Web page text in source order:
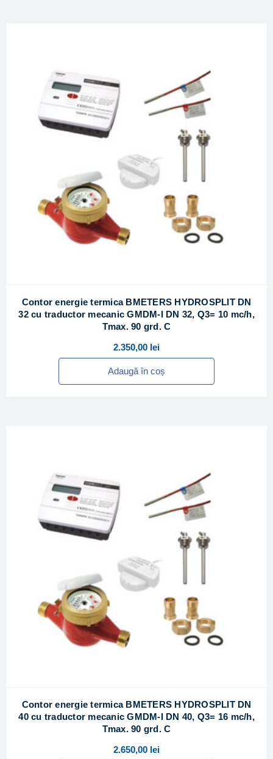
Contor energie termica BMETERS HYDROSPLIT DN
32 cu traductor mecanic GMDM-I DN 32, Q3= 10 mc/h,
Tmax. 90 grd. C
2.350,00 lei
Adaugă în coș
Contor energie termica BMETERS HYDROSPLIT DN
40 cu traductor mecanic GMDM-I DN 40, Q3= 16 mc/h,
Tmax. 90 grd. C
2.650,00 lei